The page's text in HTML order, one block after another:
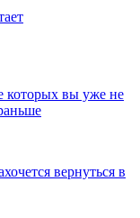
которых вы уже не
вернуться в